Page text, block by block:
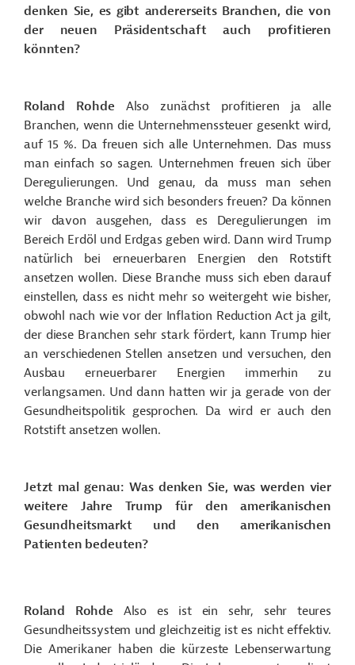
denken Sie, es gibt andererseits Branchen, die von
der neuen Präsidentschaft auch profitieren
könnten?
Roland Rohde Also zunächst profitieren ja alle
Branchen, wenn die Unternehmenssteuer gesenkt wird,
auf 15 %. Da freuen sich alle Unternehmen. Das muss
man einfach so sagen. Unternehmen freuen sich über
Deregulierungen. Und genau, da muss man sehen
welche Branche wird sich besonders freuen? Da können
wir davon ausgehen, dass es Deregulierungen im
Bereich Erdöl und Erdgas geben wird. Dann wird Trump
natürlich bei erneuerbaren Energien den Rotstift
ansetzen wollen. Diese Branche muss sich eben darauf
einstellen, dass es nicht mehr so weitergeht wie bisher,
obwohl nach wie vor der Inflation Reduction Act ja gilt,
der diese Branchen sehr stark fördert, kann Trump hier
an verschiedenen Stellen ansetzen und versuchen, den
Ausbau erneuerbarer Energien immerhin zu
verlangsamen. Und dann hatten wir ja gerade von der
Gesundheitspolitik gesprochen. Da wird er auch den
Rotstift ansetzen wollen.
Jetzt mal genau: Was denken Sie, was werden vier
weitere Jahre Trump für den amerikanischen
Gesundheitsmarkt und den amerikanischen
Patienten bedeuten?
Roland Rohde Also es ist ein sehr, sehr teures
Gesundheitssystem und gleichzeitig ist es nicht effektiv.
Die Amerikaner haben die kürzeste Lebenserwartung